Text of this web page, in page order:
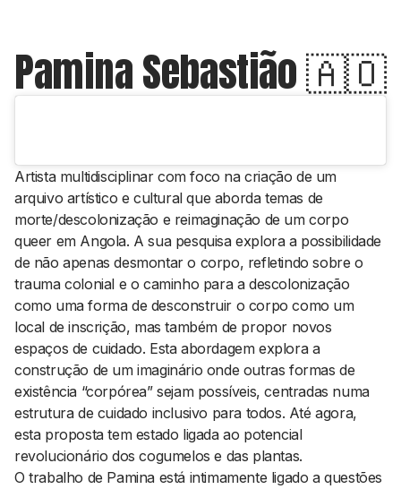
Pamina Sebastião 🇦🇴
Artista multidisciplinar com foco na criação de um
arquivo artístico e cultural que aborda temas de
morte/descolonização e reimaginação de um corpo
queer em Angola. A sua pesquisa explora a possibilidade
de não apenas desmontar o corpo, refletindo sobre o
trauma colonial e o caminho para a descolonização
como uma forma de desconstruir o corpo como um
local de inscrição, mas também de propor novos
espaços de cuidado. Esta abordagem explora a
construção de um imaginário onde outras formas de
existência “corpórea” sejam possíveis, centradas numa
estrutura de cuidado inclusivo para todos. Até agora,
esta proposta tem estado ligada ao potencial
revolucionário dos cogumelos e das plantas.
O trabalho de Pamina está intimamente ligado a questões